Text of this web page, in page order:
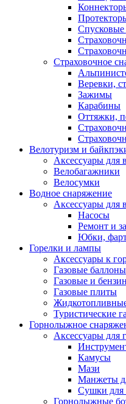
Спусковые
Страховочное
Веревки,
Зажимы
Карабины
Оттяжки,
Велотуризм и
Аксессуары для
Велобагажники
Велосумки
Водное снаряжение
Аксессуары для
Насосы
Ремонт и
Юбки,
Горелки и лампы
Аксессуары к
Газовые баллоны
Газовые и
Газовые плиты
Туристические
Горнолыжное
Аксессуары для
Камусы
Мази
Манжеты
Сушки для
Горнолыжные